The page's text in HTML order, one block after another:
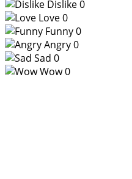
Dislike0
Love0
Funny0
Angry0
Sad 0
Wow0